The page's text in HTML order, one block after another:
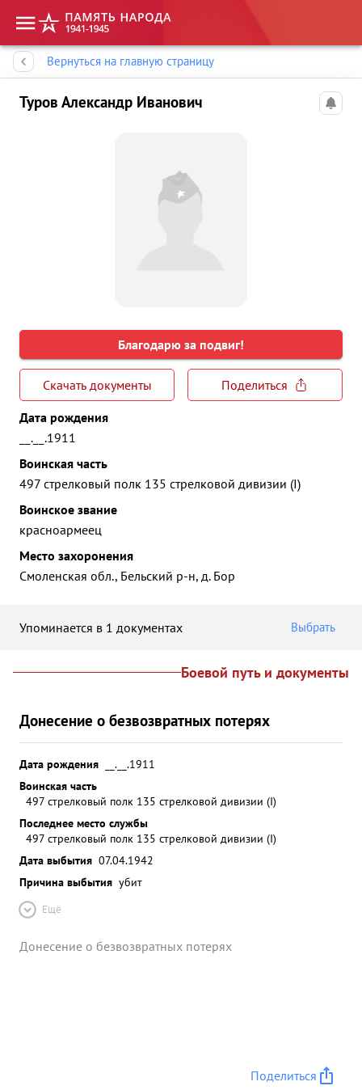
Вернуться на главную страницу
Туров Александр Иванович
Благодарю за подвиг!
Скачать документы
Поделиться
Дата рождения
__.__.1911
Воинская часть
497 стрелковый полк 135 стрелковой дивизии (I)
Воинское звание
красноармеец
Место захоронения
Смоленская обл., Бельский р-н, д. Бор
Упоминается в 1 документах Выбрать
Боевой путь и документы
Донесение о безвозвратных потерях
Дата рождения
__.__.1911
Воинская часть
497 стрелковый полк 135 стрелковой дивизии (I)
Последнее место службы
497 стрелковый полк 135 стрелковой дивизии (I)
Дата выбытия 07.04.1942
Причина выбытия убит
Ещё
Донесение о безвозвратных потерях
Поделиться
Память народа